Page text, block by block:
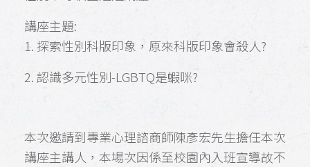
講座主題:
1. 探索性別科版印象，原來科版印象會殺人?
2. 認識多元性別-LGBTQ是蝦咪?
本次邀請到專業心理諮商師陳彥宏先生擔任本次
講座主講人，本場次因係至校園內入班宣導故不